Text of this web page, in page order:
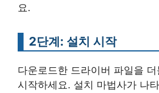
요.
2단계: 설치 시작
다운로드한 드라이버 파일을
시작하세요. 설치 마법사가 나